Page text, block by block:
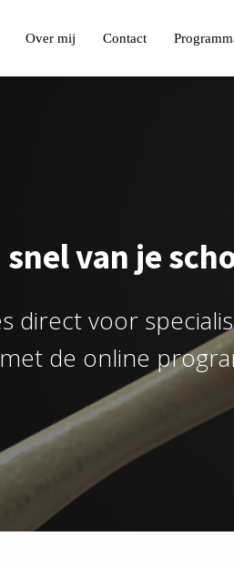
Over mij Contact
van je
direct voor
de online